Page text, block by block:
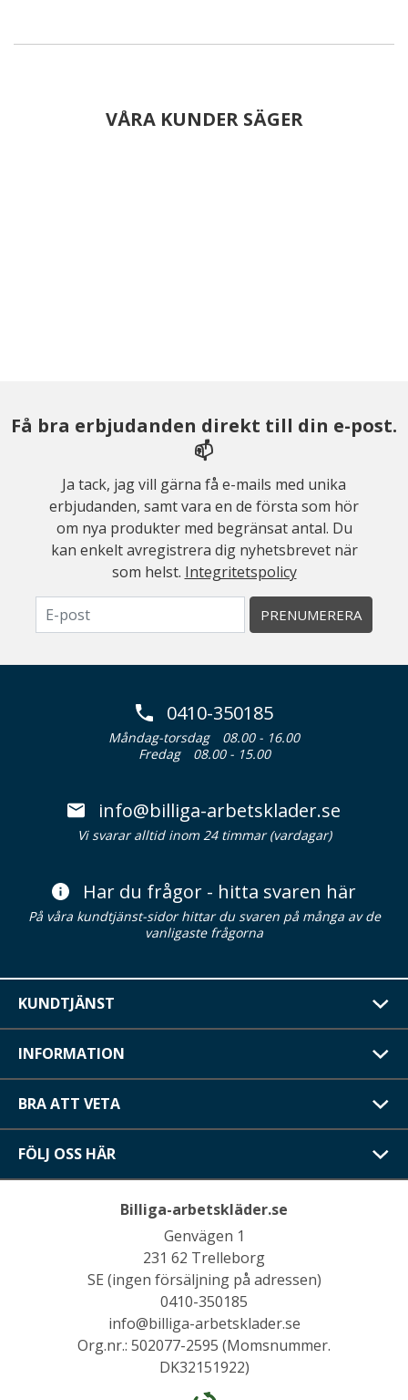
VÅRA KUNDER SÄGER
Få bra erbjudanden direkt till din e-post.
📫
Ja tack, jag vill gärna få e-mails med unika
erbjudanden, samt vara en de första som hör
om nya produkter med begränsat antal. Du
kan enkelt avregistrera dig nyhetsbrevet när
som helst. Integritetspolicy
PRENUMERERA
0410-350185
Måndag-torsdag
08.00 - 16.00
Fredag
08.00 - 15.00
info@billiga-arbetsklader.se
Vi svarar alltid inom 24 timmar (vardagar)
Har du frågor - hitta svaren här
På våra kundtjänst-sidor hittar du svaren på många av de
vanligaste frågorna
KUNDTJÄNST
INFORMATION
BRA ATT VETA
FÖLJ OSS HÄR
Billiga-arbetskläder.se
Genvägen 1
231 62 Trelleborg
SE (ingen försäljning på adressen)
0410-350185
info@billiga-arbetsklader.se
Org.nr.: 502077-2595 (Momsnummer.
DK32151922)